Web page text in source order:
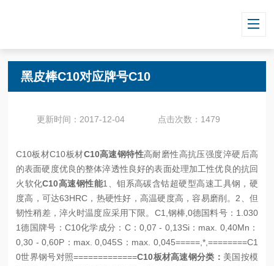
黑皮棒C10对应牌号C10
更新时间：2017-12-04 点击次数：1479
C10板材C10板材C10高速钢特性高耐磨性高抗压强度淬硬后高
的表面硬度优良的整体淬透性良好的表面处理加工性优良的抗回
火软化C10高速钢性能1、钼系高碳含钴超硬型高速工具钢，硬
度高，可达63HRC，热硬性好，高温硬度高，容易磨削。 2、但
韧性稍差，淬火时温度应采用下限。 C1,钢棒,0德国料号：1.030
1德国牌号：C10化学成分： C：0,07 - 0,13Si：max. 0,40Mn：
0,30 - 0,60P：max. 0,045S：max. 0,045=====,*,========C1
0世界钢号对照=============C10板材高速钢分类： 美国按模